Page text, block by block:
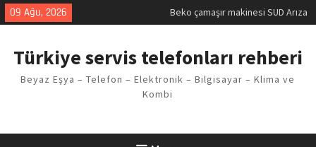
Skip
to
09 Ağu, 2026
Beko çamaşır makinesi SUD Arıza
Kodu
Kodu
Arızası Çözümü
E02 Arıza Kodu Regal kombi
Viessmann kombi F3 Hatası
Türkiye servis telefonları rehberi
Beyaz Eşya – Telefon – Elektronik – Bilgisayar – Klima ve
Kombi